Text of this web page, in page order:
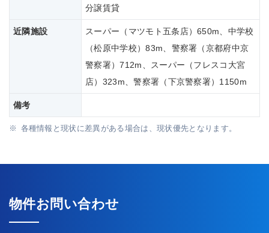
分譲賃貸
近隣施設
スーパー（マツモト五条店）650m、中学校
（松原中学校）83m、警察署（京都府中京
警察署）712m、スーパー（フレスコ大宮
店）323m、警察署（下京警察署）1150m
備考
各種情報と現状に差異がある場合は、現状優先となります。
物件お問い合わせ